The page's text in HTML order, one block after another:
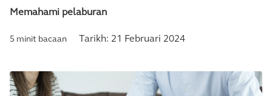
Memahami pelaburan
5 minit bacaan Tarikh: 21 Februari 2024